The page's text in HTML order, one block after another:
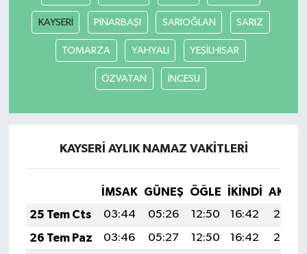
KAYSERİ PINARBAŞI SARIOĞLAN SARIZ
TOMARZA YAHYALI YEŞİLHİSAR
ÖZVATAN İNCESU
KAYSERİ AYLIK NAMAZ VAKITLERI
İMSAK GÜNEŞ ÖĞLE İKINDI
25 Tem Cts
03:44 05:26 12:50 16:42
20:03
26 Tem Paz
03:46 05:27 12:50 16:42
20:02
GÜNDEM
İş ilanı
MAGAZİN
Resmi İlan